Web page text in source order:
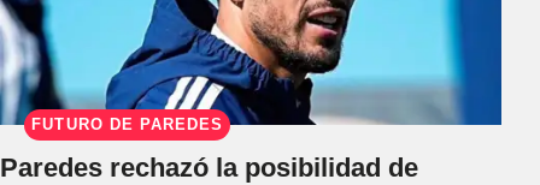
FUTURO DE PAREDES
Paredes rechazó la posibilidad de